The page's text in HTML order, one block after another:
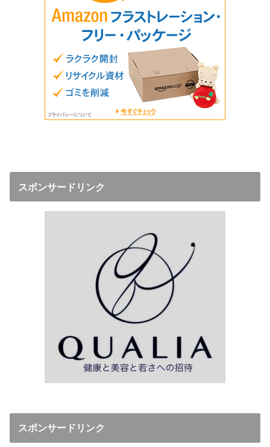
スボンサードリンク
スボンサードリンク